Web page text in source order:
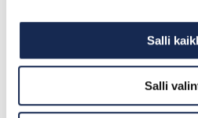
Salli
Salli
Keski-Euroopassa ei
massiiviseen lisäämiseen,
jalostettava vety
puolilta maailmaa.
yhdistettynä Suomesta